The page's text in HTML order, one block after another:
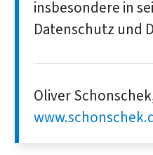
insbesondere in
Datenschutz und
Oliver